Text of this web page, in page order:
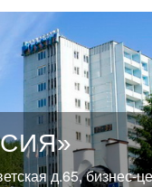
д.65, бизнес-